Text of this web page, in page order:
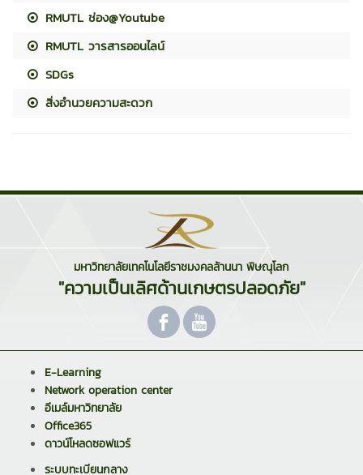
RMUTL ช่อง@Youtube
RMUTL วารสารออนไลน์
SDGs
สิ่งอำนวยความสะดวก
มหาวิทยาลัยเทคโนโลยีราชมงคลล้านนา พิษณุโลก
"ความเป็นเลิศด้านเกษตรปลอดภัย"
E-Learning
Network operation center
อีเมล์มหาวิทยาลัย
Office365
ดาวน์โหลดซอฟแวร์
ระบบทะเบียนกลาง